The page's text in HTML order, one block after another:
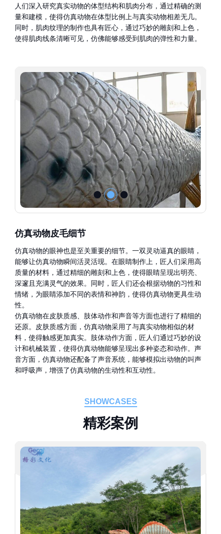
人们深入研究真实动物的体型结构和肌肉分布，通过精确的测
量和建模，使得仿真动物在体型比例上与真实动物相差无几。
同时，肌肉纹理的制作也具有匠心，通过巧妙的雕刻和上色，
使得肌肉线条清晰可见，仿佛能够感受到肌肉的弹性和力量。
仿真动物皮毛细节
仿真动物的眼神也是至关重要的细节。一双灵动逼真的眼睛，
能够让仿真动物瞬间活灵活现。在眼睛制作上，匠人们采用高
质量的材料，通过精细的雕刻和上色，使得眼睛呈现出明亮、
深邃且充满灵气的效果。同时，匠人们还会根据动物的习性和
情绪，为眼睛添加不同的表情和神韵，使得仿真动物更具生动
性。
仿真动物在皮肤质感、肢体动作和声音等方面也进行了精细的
还原。皮肤质感方面，仿真动物采用了与真实动物相似的材
料，使得触感更加真实。肢体动作方面，匠人们通过巧妙的设
计和机械装置，使得仿真动物能够呈现出多种姿态和动作。声
音方面，仿真动物还配备了声音系统，能够模拟出动物的叫声
和呼吸声，增强了仿真动物的生动性和互动性。
SHOWCASES
精彩案例